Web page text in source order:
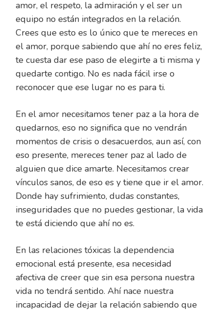
amor, el respeto, la admiración y el ser un
equipo no están integrados en la relación.
Crees que esto es lo único que te mereces en
el amor, porque sabiendo que ahí no eres feliz,
te cuesta dar ese paso de elegirte a ti misma y
quedarte contigo. No es nada fácil irse o
reconocer que ese lugar no es para ti.
En el amor necesitamos tener paz a la hora de
quedarnos, eso no significa que no vendrán
momentos de crisis o desacuerdos, aun así, con
eso presente, mereces tener paz al lado de
alguien que dice amarte. Necesitamos crear
vínculos sanos, de eso es y tiene que ir el amor.
Donde hay sufrimiento, dudas constantes,
inseguridades que no puedes gestionar, la vida
te está diciendo que ahí no es.
En las relaciones tóxicas la dependencia
emocional está presente, esa necesidad
afectiva de creer que sin esa persona nuestra
vida no tendrá sentido. Ahí nace nuestra
incapacidad de dejar la relación sabiendo que